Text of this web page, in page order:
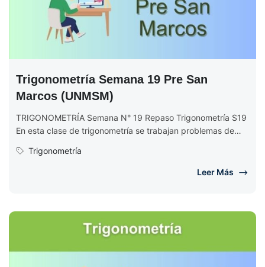
Trigonometría Semana 19 Pre San
Marcos (UNMSM)
TRIGONOMETRÍA Semana N° 19 Repaso Trigonometría S19
En esta clase de trigonometría se trabajan problemas de
Trigonometría
Leer Más